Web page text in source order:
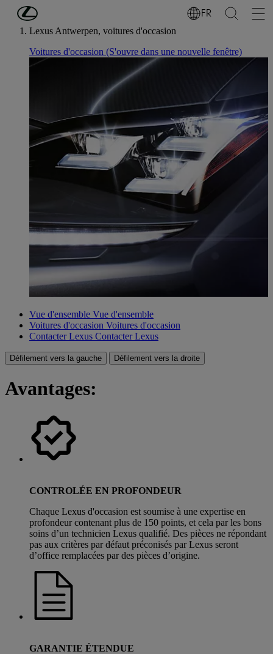
Passer au contenu principal (Appuyez sur Enter) FR
Lexus Antwerpen, voitures d'occasion
Voitures d'occasion (S'ouvre dans une nouvelle fenêtre)
Vue d'ensemble Vue d'ensemble
Voitures d'occasion Voitures d'occasion
Contacter Lexus Contacter Lexus
Défilement vers la gauche Défilement vers la droite
Avantages:
CONTROLÉE EN PROFONDEUR
Chaque Lexus d'occasion est soumise à une expertise en
profondeur contenant plus de 150 points, et cela par les bons
soins d’un technicien Lexus qualifié. Des pièces ne répondant
pas aux critères par défaut préconisés par Lexus seront
d’office remplacées par des pièces d’origine.
GARANTIE ÉTENDUE